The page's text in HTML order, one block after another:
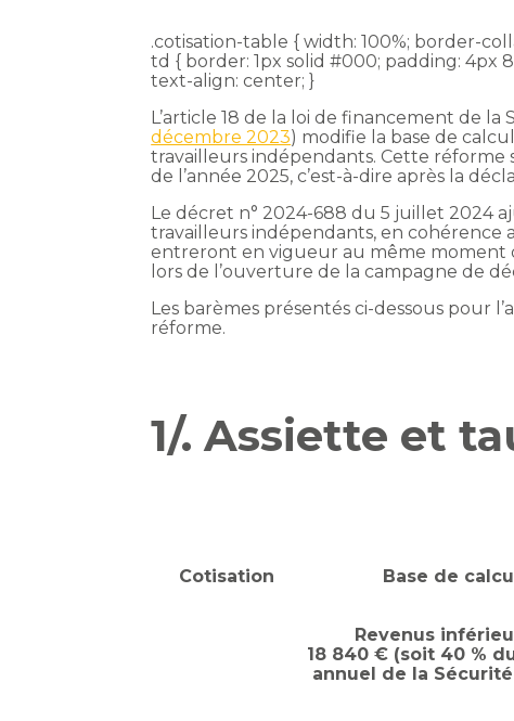
.cotisation-table { width: 100%; border-
td { border: 1px solid #000; padding: 4px
text-align: center; }
L’article 18 de la loi de financement de la
décembre 2023) modifie la base de
travailleurs indépendants. Cette réforme
de l’année 2025, c’est-à-dire après la
Le décret n° 2024-688 du 5 juillet 2024
travailleurs indépendants, en cohérence
entreront en vigueur au même moment
lors de l’ouverture de la campagne de
Les barèmes présentés ci-dessous pour
réforme.
1/. Assiette et
Cotisation Base de calcul
Revenus
18 840 € (soit 40 %
annuel de la